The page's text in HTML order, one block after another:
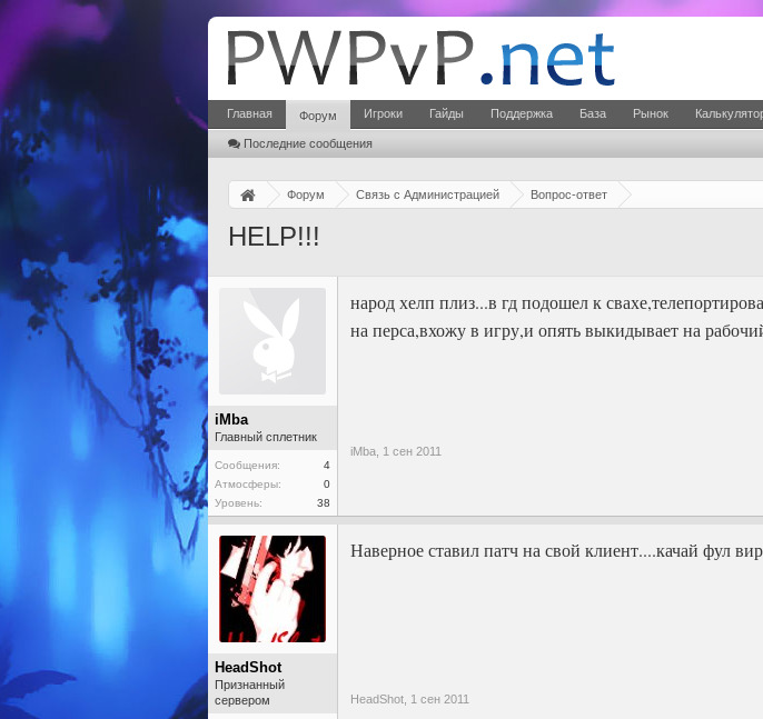
Главная Форум
Последние сообщения
Игроки Гайды Поддержка База Рынок
Форум Связь с Администрацией Вопрос-ответ
HELP!!!
iMba
Главный сплетник
Сообщения:
4
Атмосферы:
0
Уровень:
38
народ хелп плиз...в гд подошел к
на перса,вхожу в игру,и опять выкидывает на
iMba, 1 сен 2011
HeadShot
Признанный
сервером
Наверное ставил патч на свой клиент....качай фул
HeadShot, 1 сен 2011